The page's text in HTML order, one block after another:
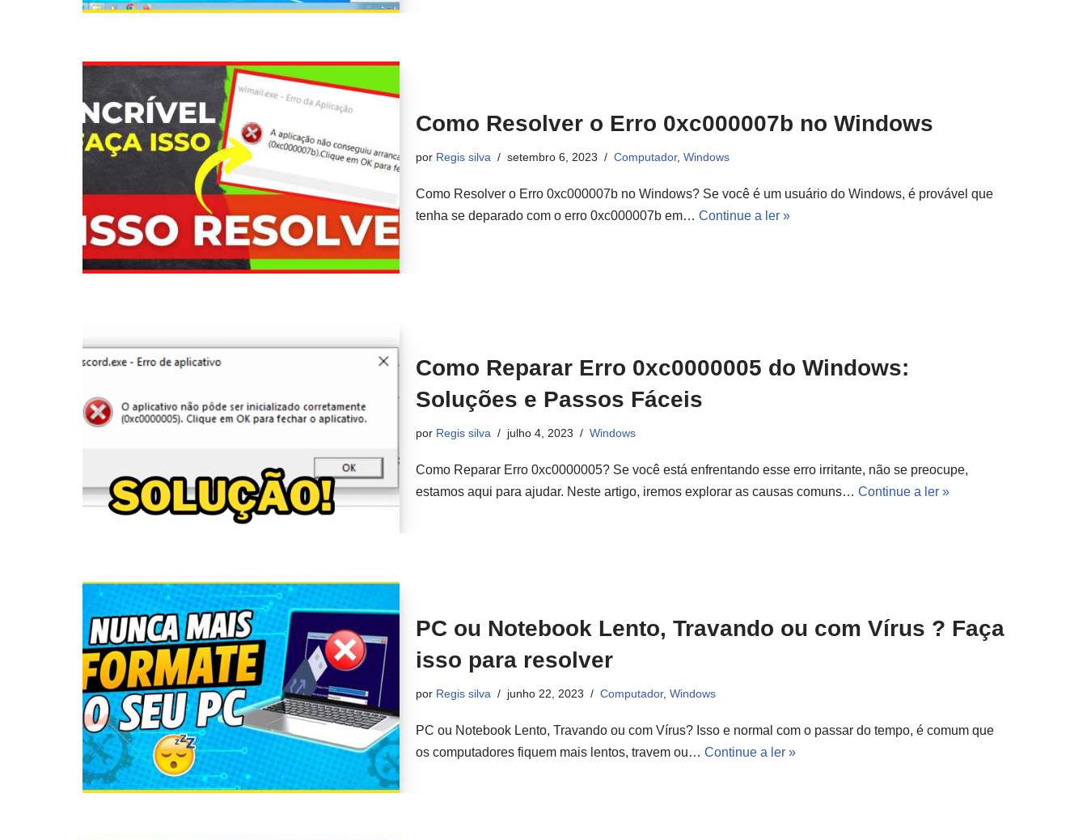
Como Resolver o Erro 0xc000007b no Windows
por Regis silva setembro 6, 2023 Computador, Windows
Como Resolver o Erro 0xc000007b no Windows? Se você é um usuário do Windows, é provável que
tenha se deparado com o erro 0xc000007b em… Continue a ler »
Como Reparar Erro 0xc0000005 do Windows:
Soluções e Passos Fáceis
por Regis silva julho 4, 2023 Windows
Como Reparar Erro 0xc0000005? Se você está enfrentando esse erro irritante, não se preocupe,
estamos aqui para ajudar. Neste artigo, iremos explorar as causas comuns… Continue a ler »
PC ou Notebook Lento, Travando ou com Vírus ? Faça
isso para resolver
por Regis silva junho 22, 2023 Computador, Windows
PC ou Notebook Lento, Travando ou com Vírus? Isso e normal com o passar do tempo, é comum que
os computadores fiquem mais lentos, travem ou… Continue a ler »